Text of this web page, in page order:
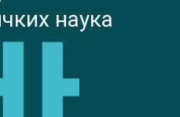
наука